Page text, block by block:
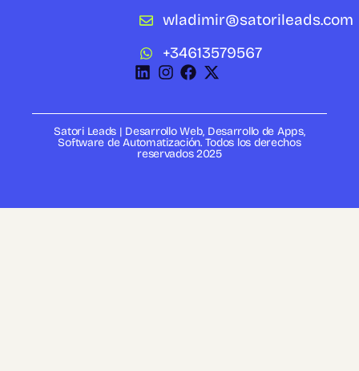
wladimir@satorileads.com
+34613579567
Satori Leads | Desarrollo Web, Desarrollo de Apps,
Software de Automatización. Todos los derechos
reservados 2025